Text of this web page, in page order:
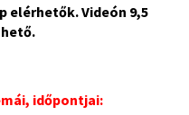
elérhetők. Videón 9,5
időpontjai: